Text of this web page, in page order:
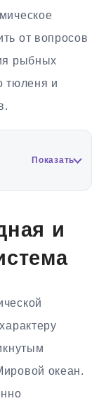
от вопросов
рыбных
тюленя и
Показать
и
океан.